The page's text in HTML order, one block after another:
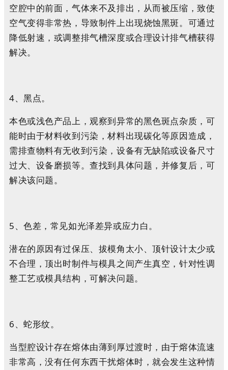
空腔中的前面，气体来不及排出，从而被压缩，致使
空气变得非常热，导致制件上出现烧蚀黑斑。可通过
降低射速，或调整排气槽深度或合理设计排气槽获得
解决。
4、黑点。
本色或浅色产品上，观察到异常的黑色斑点杂质，可
能时由于材料收到污染，材料出现碳化等原因造成，
需排查物料有无收到污染，设备有无缺陷或设备尺寸
过大、设备磨损等。查找到具体问题，并修复后，可
解决该问题。
5、色差，常见如光泽差异或应力白。
潜在的原因有过保压、拔模角太小、顶针设计太少或
不合理，顶出时制件与模具之间产生真空，针对性调
整工艺或模具结构，可解决问题。
6、蛇形纹。
当型腔设计存在熔体由薄到厚过渡时，由于熔体流速
非常高，没有任何东西干扰熔体时，就会发生这种情